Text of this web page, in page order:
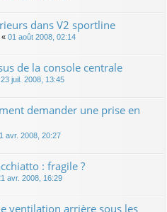
dans V2 sportline
« 01 août 2008, 02:14
de la console centrale
23 juil. 2008, 13:45
demander une prise en
avr. 2008, 20:27
: fragile ?
avr. 2008, 16:29
ventilation arrière sous les